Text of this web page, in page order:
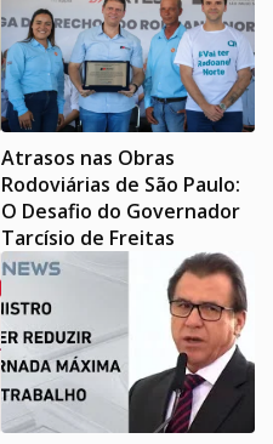
Atrasos nas Obras
Rodoviárias de São Paulo:
O Desafio do Governador
Tarcísio de Freitas